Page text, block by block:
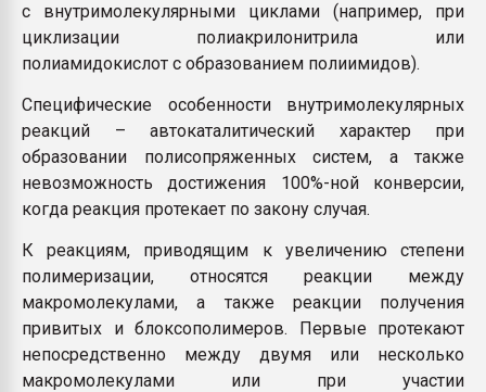
с внутримолекулярными циклами (например, при
циклизации полиакрилонитрила или
полиамидокислот с образованием полиимидов).
Специфические особенности внутримолекулярных
реакций – автокаталитический характер при
образовании полисопряженных систем, а также
невозможность достижения 100%-ной конверсии,
когда реакция протекает по закону случая.
К реакциям, приводящим к увеличению степени
полимеризации, относятся реакции между
макромолекулами, а также реакции получения
привитых и блоксополимеров. Первые протекают
непосредственно между двумя или несколько
макромолекулами или при участии